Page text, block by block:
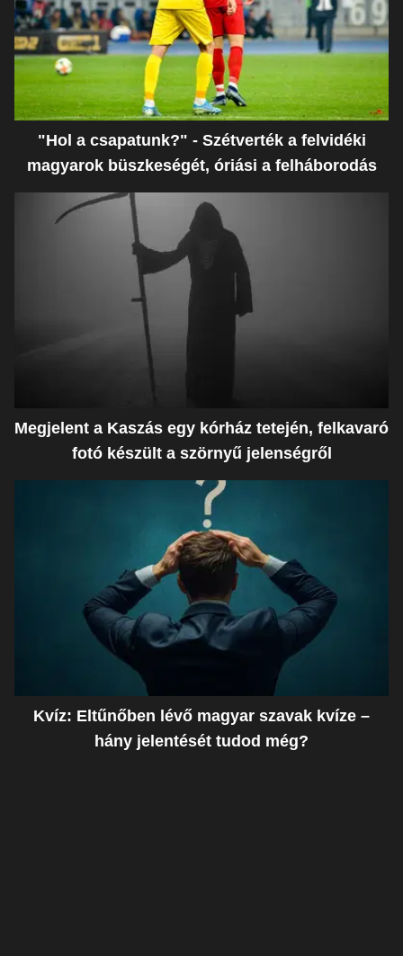
"Hol a csapatunk?" - Szétverték a felvidéki
magyarok büszkeségét, óriási a felháborodás
Megjelent a Kaszás egy kórház tetején, felkavaró
fotó készült a szörnyű jelenségről
Kvíz: Eltűnőben lévő magyar szavak kvíze –
hány jelentését tudod még?